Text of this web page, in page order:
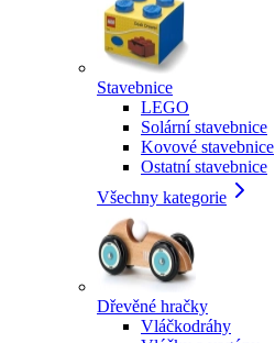
Stavebnice
LEGO
Solární stavebnice
Kovové stavebnice
Ostatní stavebnice
Všechny kategorie
Dřevěné hračky
Vláčkodráhy